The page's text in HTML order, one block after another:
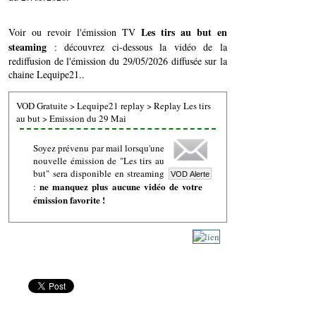
Voir ou revoir l'émission TV Les tirs au but en
steaming : découvrez ci-dessous la vidéo de la
rediffusion de l'émission du 29/05/2026 diffusée sur la
chaine Lequipe21..
VOD Gratuite>Lequipe21 replay >Replay Les tirs
au but>Emission du 29 Mai
Soyez prévenu par mail lorsqu'une
nouvelle émission de "Les tirs au
but" sera disponible en streaming
:ne manquez plus aucune vidéo de votre
émission favorite !